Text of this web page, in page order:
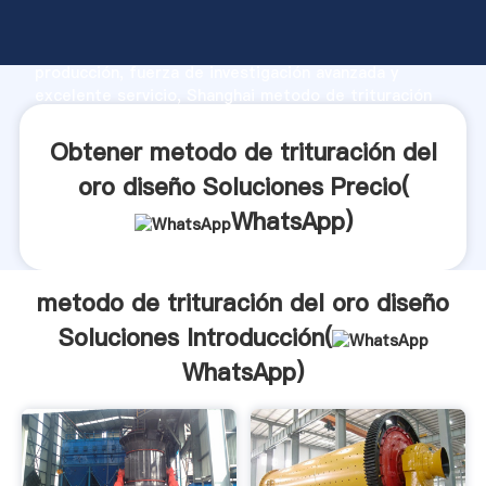
producción, fuerza de investigación avanzada y
aporta valores a todos los clientes.
Obtener metodo de trituración del
oro diseño Soluciones Precio(
WhatsApp)
metodo de trituración del oro diseño
Soluciones Introducción(
WhatsApp)